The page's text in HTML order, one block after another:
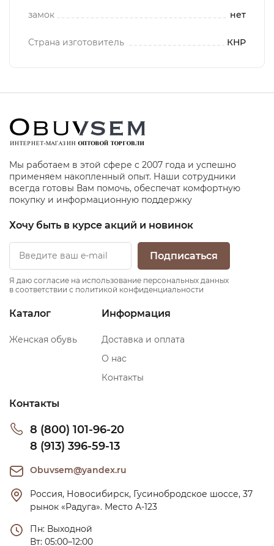
замок нет
Страна изготовитель КНР
Мы работаем в этой сфере с 2007 года и успешно
применяем накопленный опыт. Наши сотрудники
всегда готовы Вам помочь, обеспечат комфортную
покупку и информационную поддержку
Хочу быть в курсе акций и новинок
Подписаться
Я даю согласие на использование персональных данных
в соответствии с политикой конфиденциальности
Каталог
Женская обувь
Информация
Доставка и оплата
О нас
Контакты
Контакты
8 (800) 101-96-20
8 (913) 396-59-13
Obuvsem@yandex.ru
Россия, Новосибирск, Гусинобродское шоссе, 37
рынок «Радуга». Место А-123
Пн: Выходной
Вт: 05:00–12:00